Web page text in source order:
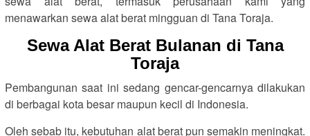
menawarkan sewa alat berat mingguan di Tana Toraja.
Sewa Alat Berat Bulanan di Tana
Toraja
Pembangunan saat ini sedang gencar-gencarnya dilakukan
di berbagai kota besar maupun kecil di Indonesia.
Oleh sebab itu, kebutuhan alat berat pun semakin meningkat.